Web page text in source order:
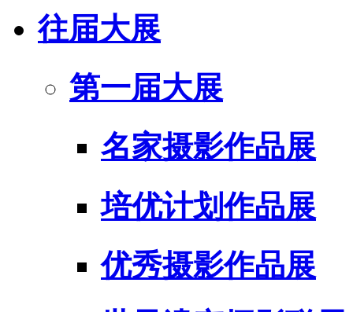
往届大展
第一届大展
名家摄影作品展
培优计划作品展
优秀摄影作品展